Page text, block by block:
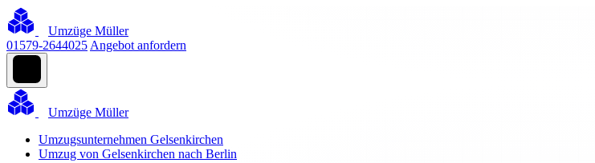
Umzüge Müller
01579-2644025 Angebot anfordern
Umzüge Müller
Umzugsunternehmen Gelsenkirchen
Umzug von Gelsenkirchen nach Berlin